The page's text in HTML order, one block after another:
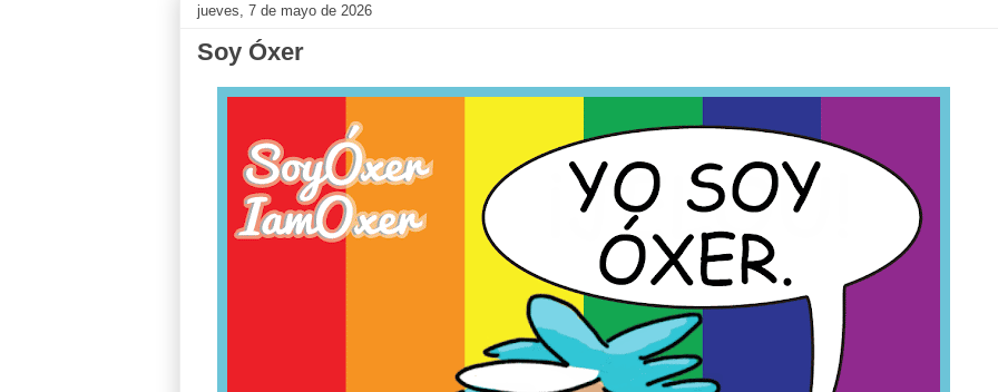
jueves, 7 de mayo de 2026
Soy Óxer